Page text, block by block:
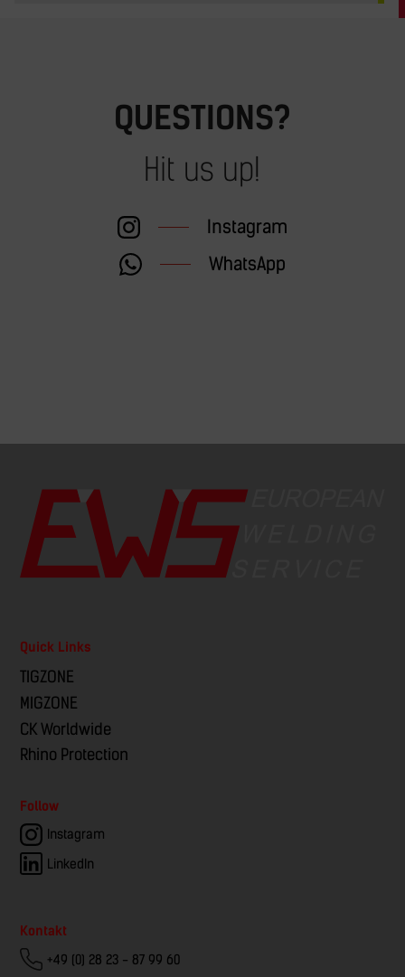
QUESTIONS?
Hit us up!
Instagram
WhatsApp
Quick Links
TIGZONE
MIGZONE
CK Worldwide
Rhino Protection
Follow
Instagram
LinkedIn
Kontakt
+49 (0) 28 23 - 87 99 60